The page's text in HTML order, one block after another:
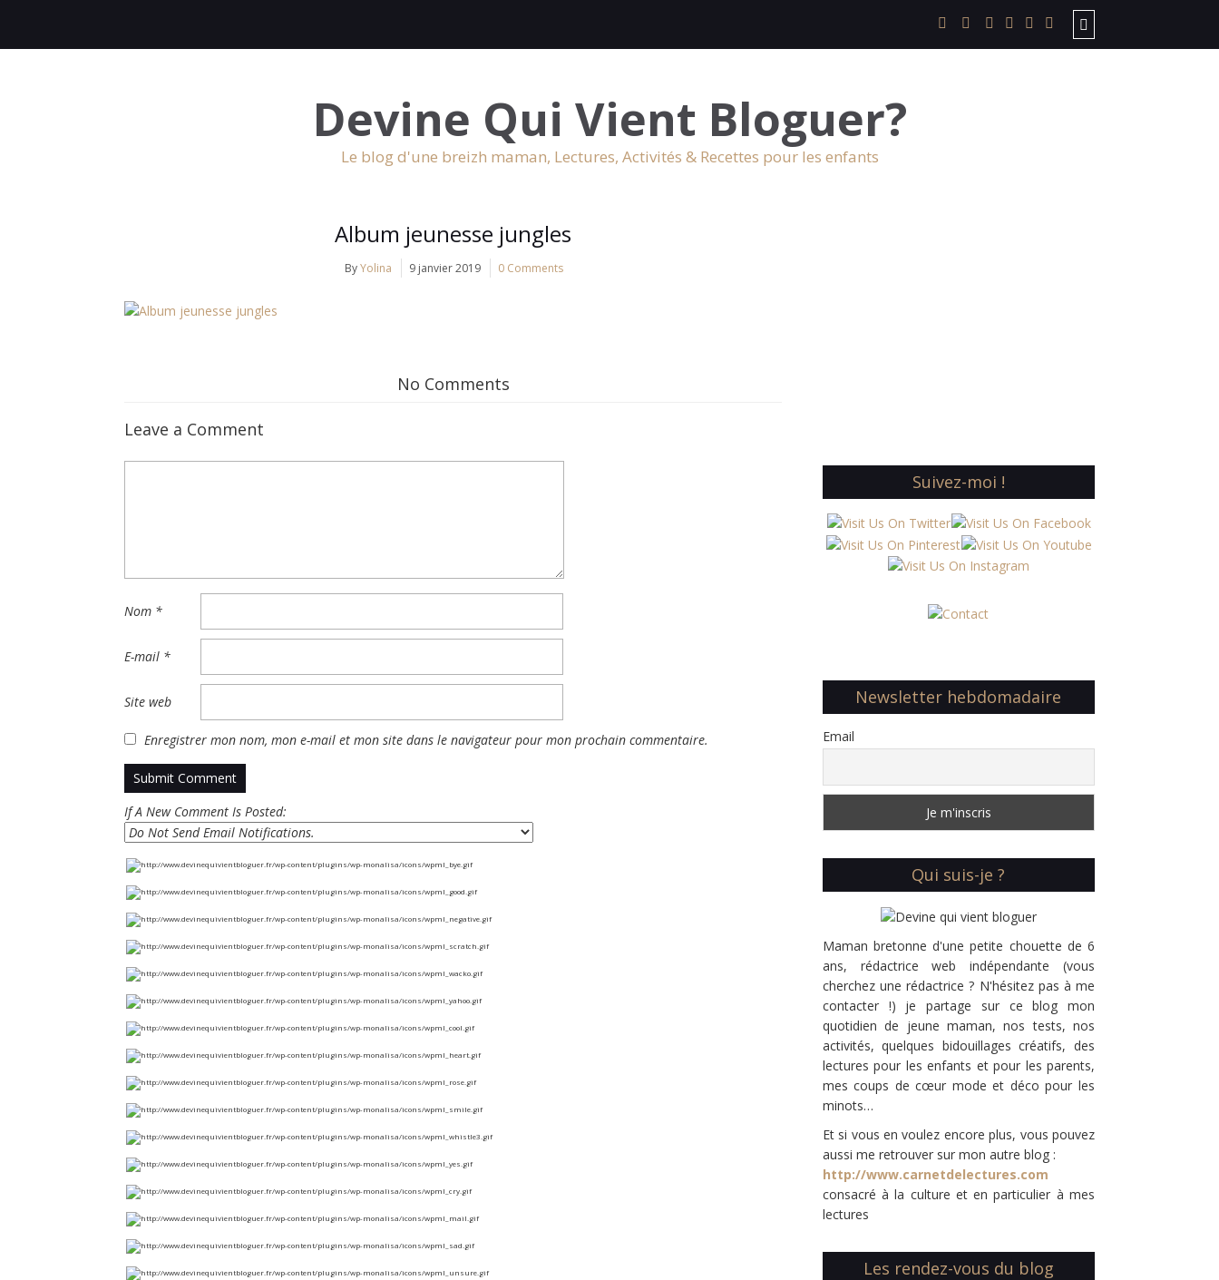
Devine Qui Vient Bloguer?
Le blog d'une breizh maman, Lectures, Activités & Recettes pour les enfants
Album jeunesse jungles
ByYolina 9 janvier 2019 0 Comments
No Comments
Leave a Comment
Nom *
E-mail *
Site web
Enregistrer mon nom, mon e-mail et mon site dans le navigateur pour mon prochain commentaire.
If A New Comment Is Posted:
Suivez-moi !
Newsletter hebdomadaire
Email
Qui suis-je ?
Maman bretonne d'une petite chouette de 6
ans, rédactrice web indépendante (vous
cherchez une rédactrice ? N'hésitez pas à me
contacter !) je partage sur ce blog mon
quotidien de jeune maman, nos tests, nos
activités, quelques bidouillages créatifs, des
lectures pour les enfants et pour les parents,
mes coups de cœur mode et déco pour les
minots…
Et si vous en voulez encore plus, vous pouvez
aussi me retrouver sur mon autre blog :
http://www.carnetdelectures.com
consacré à la culture et en particulier à mes
lectures
Les rendez-vous du blog